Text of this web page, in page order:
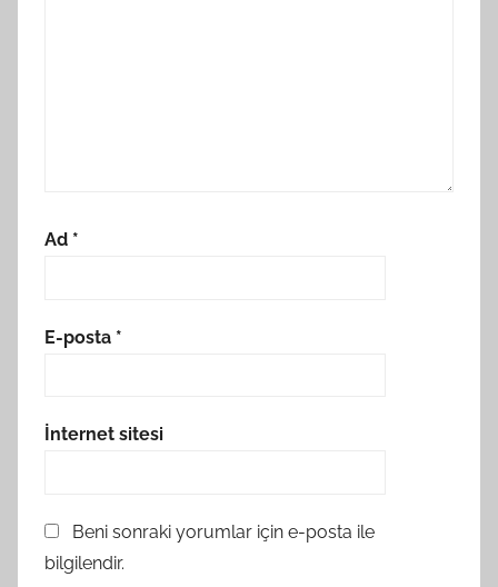
Ad *
E-posta *
İnternet sitesi
Beni sonraki yorumlar için e-posta ile
bilgilendir.